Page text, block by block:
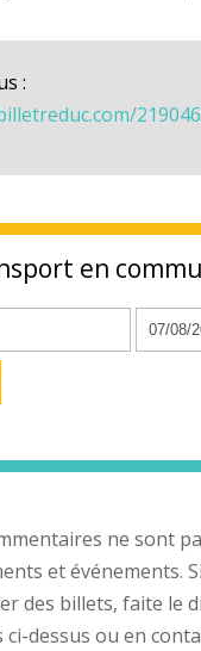
:
en
ne sont
et événements.
des billets, faite le
ci-dessus ou en